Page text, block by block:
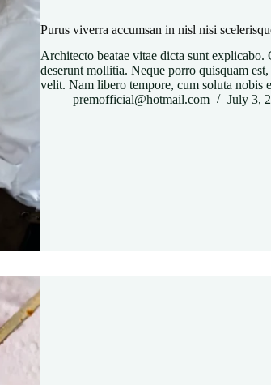
Purus viverra accumsan in nisl nisi
Architecto beatae vitae dicta sunt
deserunt mollitia. Neque porro quisquam
velit. Nam libero tempore, cum soluta nobis
premofficial@hotmail.com
July 3,